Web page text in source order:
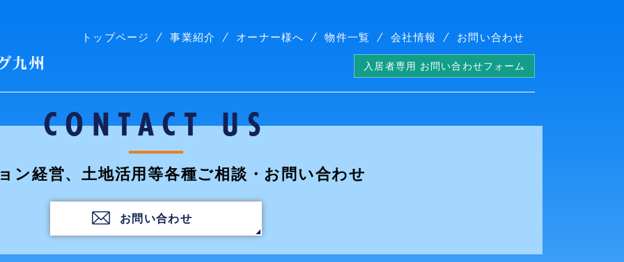
株式会社コープリビング九州
トップページ 事業紹介 オーナー様へ 物件一覧 会社情報 お問い合わせ
入居者専用 お問い合わせフォーム
CONTACT US
ン経営、土地活用等各種ご相談・お問い合わせ
お問い合わせ